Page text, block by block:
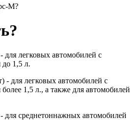
М?
легковых автомобилей с
до 1,5 л.
- для легковых автомобилей с
1,5 л., а также для автомобилей
среднетоннажных автомобилей